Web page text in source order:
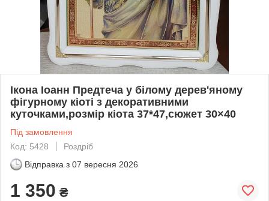
Ікона Іоанн Предтеча у білому дерев'яному
фігурному кіоті з декоративними
куточками,розмір кіота 37*47,сюжет 30×40
Під замовлення
Код: 5428
Роздріб
Відправка з 07 вересня 2026
1 350 ₴